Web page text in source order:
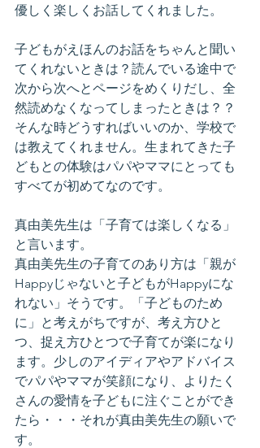
優しく楽しくお話してくれました。
子どもがえほんのお話をちゃんと聞い
てくれないときは？読んでいる途中で
次から次へとページをめくりだし、全
然読めなくなってしまったときは？？
そんな時どうすればいいのか、学校で
は教えてくれません。生まれてきた子
どもとの体験はパパやママにとっても
すべてが初めてなのです。
真由美先生は「子育ては楽しくなる」
と言います。
真由美先生の子育てのあり方は「親が
Happyじゃないと子どもがHappyにな
れない」そうです。「子どものため
に」と考えがちですが、考え方ひと
つ、捉え方ひとつで子育てが楽になり
ます。少しのアイディアやアドバイス
でパパやママが笑顔になり、よりたく
さんの愛情を子どもに注ぐことができ
たら・・・それが真由美先生の願いで
す。